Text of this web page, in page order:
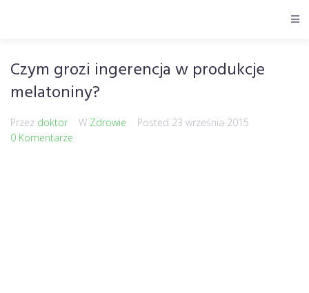
Czym grozi ingerencja w produkcje
melatoniny?
Przez doktor W Zdrowie Posted 23 września 2015
0 Komentarze